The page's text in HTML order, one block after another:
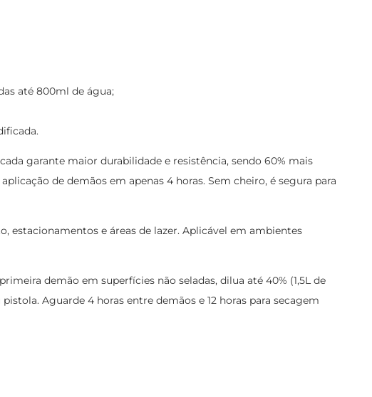
até 800ml de água;
garante maior durabilidade e resistência, sendo 60% mais
de demãos em apenas 4 horas. Sem cheiro, é segura para
estacionamentos e áreas de lazer. Aplicável em ambientes
demão em superfícies não seladas, dilua até 40% (1,5L de
Aguarde 4 horas entre demãos e 12 horas para secagem